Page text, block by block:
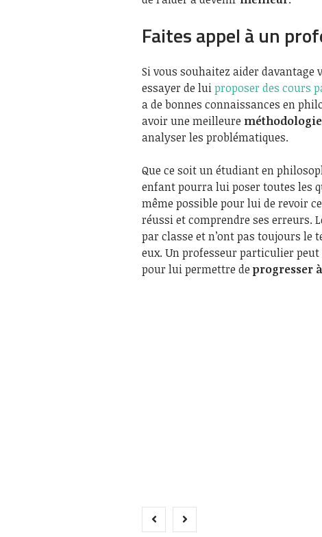
Faites appel à un
Si vous souhaitez aider davantage
essayer de luiproposer des cours
a de bonnes connaissances en
avoir une meilleure méthodologie
analyser les problématiques.
Que ce soit un étudiant en
enfant pourra lui poser toutes les
même possible pour lui de revoir
réussi et comprendre ses erreurs.
par classe et n’ont pas toujours le
eux. Un professeur particulier
pour lui permettre de progresser